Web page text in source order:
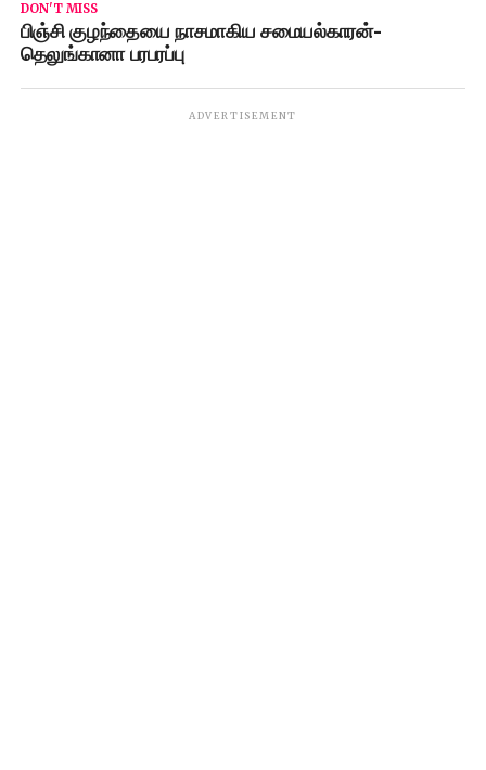
DON'T MISS
பிஞ்சி குழந்தையை நாசமாகிய சமையல்காரன்-
தெலுங்கானா பரபரப்பு
ADVERTISEMENT